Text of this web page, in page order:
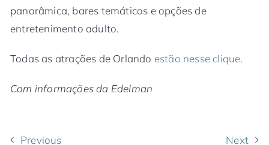
panorâmica, bares temáticos e opções de
entretenimento adulto.
Todas as atrações de Orlando estão nesse clique.
Com informações da Edelman
Previous Next